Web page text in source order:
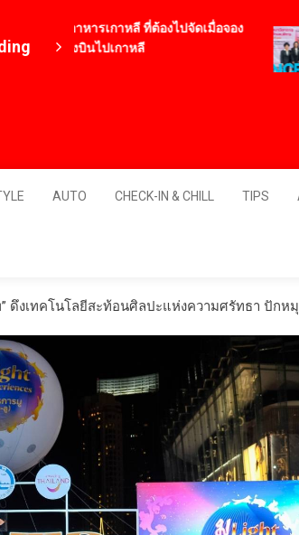
12 เมนูอาหารเกาหลี ที่ต้องไปจัดเมื่อจอง
เครื่องบินไปเกาหลี
AUTO CHECK-IN & CHILL TIPS
” ดึงเทคโนโลยีสะท้อนศิลปะแห่งความศรัทธา ปัก